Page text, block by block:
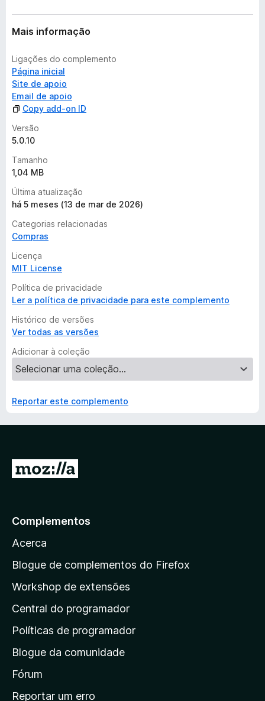
n
a
Mais informação
Ligações do complemento
Página inicial
Site de apoio
Email de apoio
Copy add-on ID
Versão
5.0.10
Tamanho
1,04 MB
Última atualização
há 5 meses (13 de mar de 2026)
Categorias relacionadas
Compras
Licença
MIT License
Política de privacidade
Ler a política de privacidade para este complemento
Histórico de versões
Ver todas as versões
Adicionar à coleção
Reportar este complemento
a
a
a
á
g
i
a
i
n
Complementos
Acerca
Blogue de complementos do Firefox
Workshop de extensões
Central do programador
Políticas de programador
Blogue da comunidade
Fórum
Reportar um erro